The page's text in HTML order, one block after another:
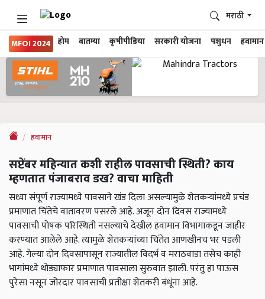
MFOI 2024 होम बातम्या कृषीपीडिया सरकारी योजना पशुधन हवामान
मराठी
हवामान
सप्टेंबर महिन्यात कशी राहील पावसाची स्थिती? काय
म्हणतात पंजाबराव डख? वाचा माहिती
सध्या संपूर्ण राज्यामध्ये पावसाने खंड दिला असल्यामुळे शेतकऱ्यांमध्ये प्रचंड
प्रमाणात चिंतेचे वातावरण पसरले आहे. अजून दोन दिवस राज्यामध्ये
पावसाची पोषक परिस्थिती नसल्याचे देखील हवामान विभागाकडून जाहीर
करण्यात आलेले आहे. त्यामुळे शेतकऱ्यांच्या चिंतेत आणखीनच भर पडली
आहे. गेल्या दोन दिवसापासून राज्यातील विदर्भ व मराठवाडा तसेच काही
भागांमध्ये थोड्याफार प्रमाणात पावसाला सुरुवात झाली. परंतु हा पाऊस
पुरेसा नसून जोरदार पावसाची प्रतीक्षा शेतकरी बंधूंना आहे.